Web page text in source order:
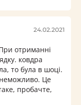
24.02.2021
отриманні
ковдра
то була в шоці.
Це
пробачте,